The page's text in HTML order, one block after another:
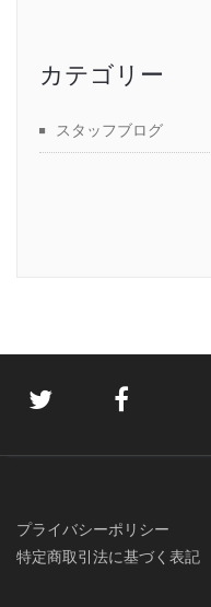
カテゴリー
スタッフブログ
プライバシーポリシー
特定商取引法に基づく表記